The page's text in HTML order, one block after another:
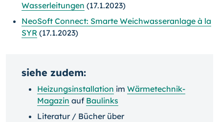
Wasserleitungen (17.1.2023)
NeoSoft Connect: Smarte Weichwasseranlage à la
SYR (17.1.2023)
siehe zudem:
Heizungsinstallation im Wärmetechnik-
Magazin auf Baulinks
Literatur / Bücher über